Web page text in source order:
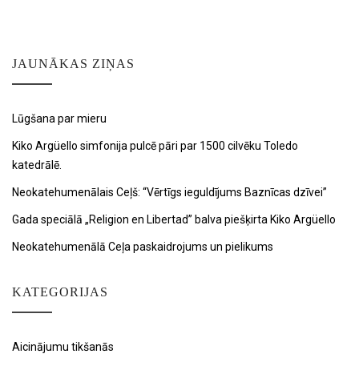
JAUNĀKAS ZIŅAS
Lūgšana par mieru
Kiko Argüello simfonija pulcē pāri par 1500 cilvēku Toledo
katedrālē.
Neokatehumenālais Ceļš: “Vērtīgs ieguldījums Baznīcas dzīvei”
Gada speciālā „Religion en Libertad” balva piešķirta Kiko Argüello
Neokatehumenālā Ceļa paskaidrojums un pielikums
KATEGORIJAS
Aicinājumu tikšanās